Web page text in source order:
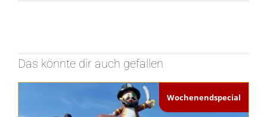
Das könnte dir auch gefallen
Wochenendspecial